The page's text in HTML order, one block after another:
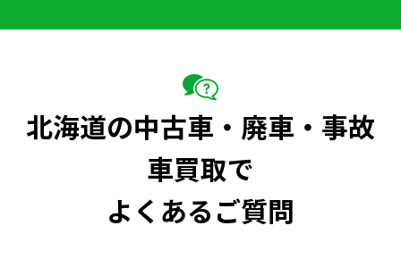
北海道の中古車・廃車・事故
車買取で
よくあるご質問